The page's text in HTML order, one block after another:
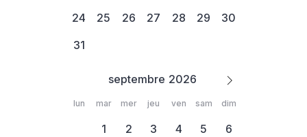
septembre
24
25 26 27 28 29
30
31
lun mar mer jeu ven sam dim
1 2 3 4 5 6